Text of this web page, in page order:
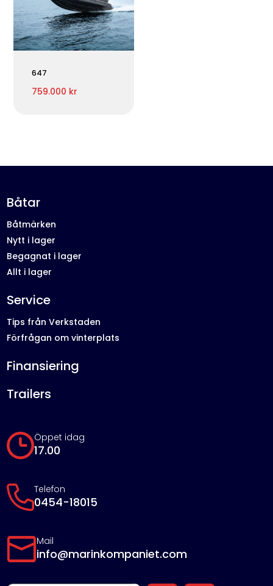
647
759.000 kr
Öppet idag
17.00
Telefon
0454-18015
Mail
info@marinkompaniet.com
Båtar
Båtmärken
Nytt i lager
Begagnat i lager
Allt i lager
Service
Tips från Verkstaden
Förfrågan om vinterplats
Finansiering
Trailers